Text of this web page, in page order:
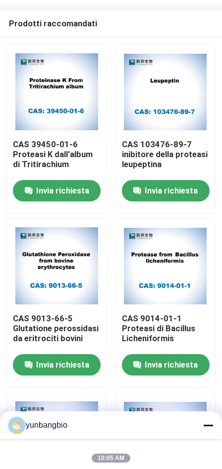
Casa
Controllo di qualità
Contattici
Notizie
Casi
amplificatori biologici
Prodotti raccomandati
CAS 39450-01-6
Proteasi K dall'album
di Tritirachium
Invia richiesta
CAS 103476-89-7
inibitore della proteasi
leupeptina
Invia richiesta
CAS 9013-66-5
Glutatione perossidasi
da eritrociti bovini
Invia richiesta
CAS 9014-01-1
Proteasi di Bacillus
Licheniformis
Invia richiesta
yunbangbio
10:05 AM